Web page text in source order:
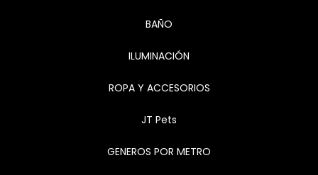
BAÑO
ILUMINACIÓN
ROPA Y ACCESORIOS
JT Pets
GENEROS POR METRO